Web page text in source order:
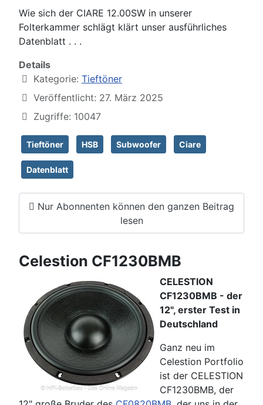
Wie sich der CIARE 12.00SW in unserer
Folterkammer schlägt klärt unser ausführliches
Datenblatt . . .
Details
Kategorie: Tieftöner
Veröffentlicht: 27. März 2025
Zugriffe: 10047
Tieftöner HSB Subwoofer Ciare
Datenblatt
Nur Abonnenten können den ganzen Beitrag
lesen
Celestion CF1230BMB
CELESTION
CF1230BMB - der
12", erster Test in
Deutschland
Ganz neu im
Celestion Portfolio
ist der CELESTION
CF1230BMB, der